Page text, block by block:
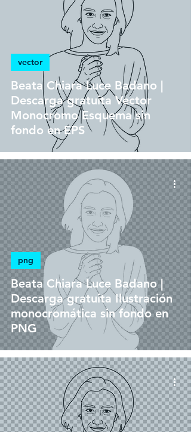
Beata Chiara Luce Badano |
Descarga gratuita Vector
Monocromo Esquema sin
fondo en EPS
vector
Beata Chiara Luce Badano |
Descarga gratuita Ilustración
monocromática sin fondo en
PNG
png